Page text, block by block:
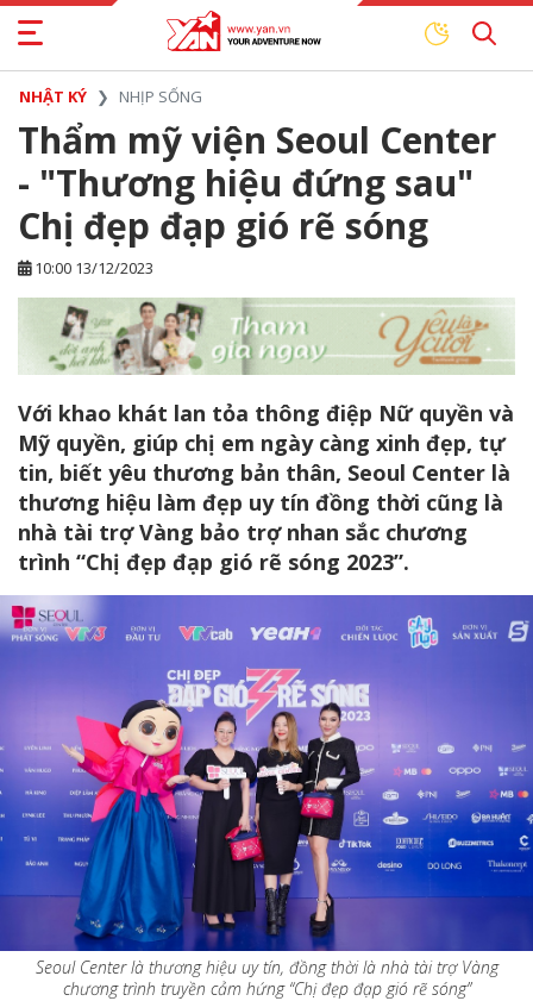
NHẬT KÝ NHỊP SỐNG
Thẩm mỹ viện Seoul Center
- "Thương hiệu đứng sau"
Chị đẹp đạp gió rẽ sóng
10:00 13/12/2023
Với khao khát lan tỏa thông điệp Nữ quyền và
Mỹ quyền, giúp chị em ngày càng xinh đẹp, tự
tin, biết yêu thương bản thân, Seoul Center là
thương hiệu làm đẹp uy tín đồng thời cũng là
nhà tài trợ Vàng bảo trợ nhan sắc chương
trình “Chị đẹp đạp gió rẽ sóng 2023”.
Seoul Center là thương hiệu uy tín, đồng thời là nhà tài trợ Vàng
chương trình truyền cảm hứng “Chị đẹp đạp gió rẽ sóng”